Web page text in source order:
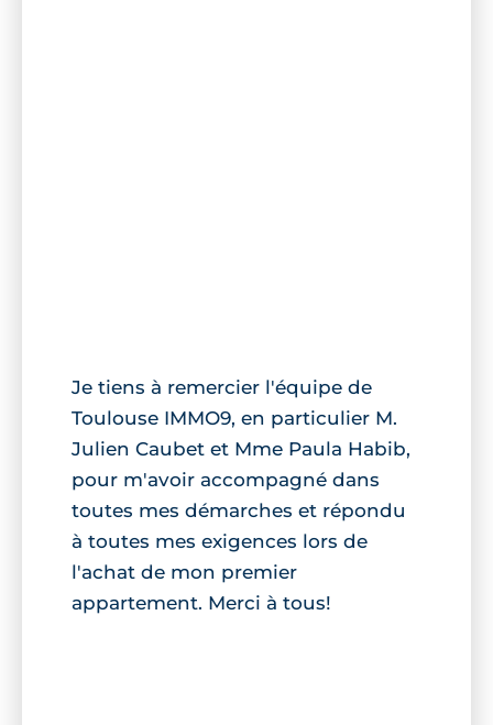
Je tiens à remercier l'équipe de
Toulouse IMMO9, en particulier M.
Julien Caubet et Mme Paula Habib,
pour m'avoir accompagné dans
toutes mes démarches et répondu
à toutes mes exigences lors de
l'achat de mon premier
appartement. Merci à tous!